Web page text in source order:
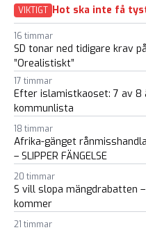
VIKTIGT Hot ska inte få
16 timmar
SD tonar ned tidigare krav
”Orealistiskt”
17 timmar
Efter islamistkaoset: 7 av
kommunlista
18 timmar
Afrika-gänget
– SLIPPER FÄNGELSE
20 timmar
S vill slopa mängdrabatten
kommer
21 timmar